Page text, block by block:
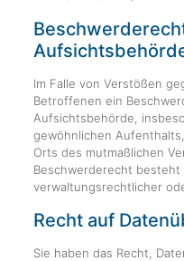
Im Falle von Verstößen
Betroffenen ein
Aufsichtsbehörde,
gewöhnlichen
Orts des mutmaßlichen
Beschwerderecht
verwaltungsrechtlicher
Recht auf
Sie haben das Recht,